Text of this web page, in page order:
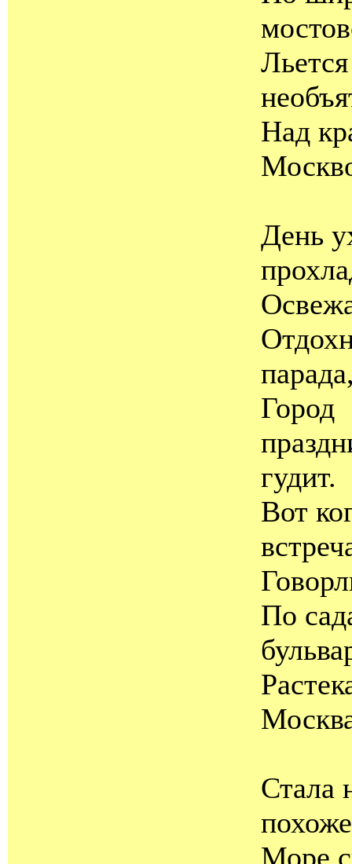
Над
День
Город
гудит.
Вот
По
Стала
Море